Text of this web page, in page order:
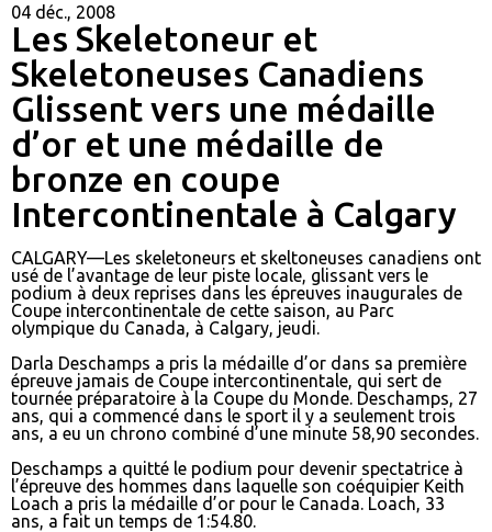
04 déc., 2008
Les Skeletoneur et
Skeletoneuses Canadiens
Glissent vers une médaille
d’or et une médaille de
bronze en coupe
Intercontinentale à Calgary
CALGARY—Les skeletoneurs et skeltoneuses canadiens ont
usé de l’avantage de leur piste locale, glissant vers le
podium à deux reprises dans les épreuves inaugurales de
Coupe intercontinentale de cette saison, au Parc
olympique du Canada, à Calgary, jeudi.
Darla Deschamps a pris la médaille d’or dans sa première
épreuve jamais de Coupe intercontinentale, qui sert de
tournée préparatoire à la Coupe du Monde. Deschamps, 27
ans, qui a commencé dans le sport il y a seulement trois
ans, a eu un chrono combiné d’une minute 58,90 secondes.
Deschamps a quitté le podium pour devenir spectatrice à
l’épreuve des hommes dans laquelle son coéquipier Keith
Loach a pris la médaille d’or pour le Canada. Loach, 33
ans, a fait un temps de 1:54.80.